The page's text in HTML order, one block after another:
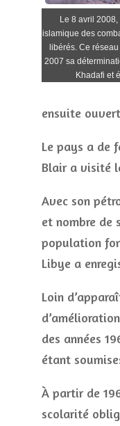
Le 8 avril
islamique des
libérés. Ce
2007 sa
Khadafi et
ensuite
Le pays a de
Blair a visité
Avec son
et nombre de
population
Libye a
Loin
des années
étant
À partir de
scolarité